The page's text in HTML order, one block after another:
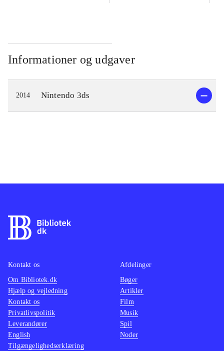
Informationer og udgaver
2014 Nintendo 3ds
Kontakt os
Om Bibliotek.dk
Hjælp og vejledning
Kontakt os
Privatlivspolitik
Leverandører
English
Tilgængelighedserklæring
Afdelinger
Bøger
Artikler
Film
Musik
Spil
Noder